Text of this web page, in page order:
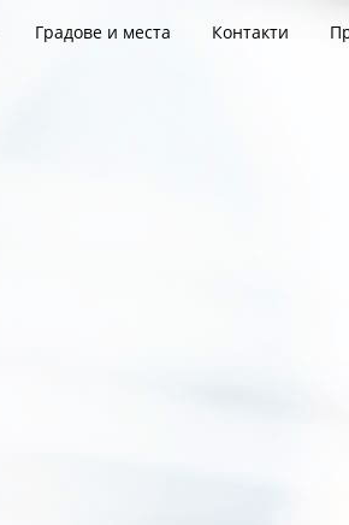
Градове и места Контакти